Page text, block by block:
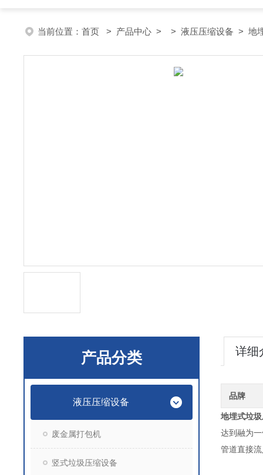
当前位置： 首页 > 产品中心 > > 液压压缩设备 > 地
产品分类
液压压缩设备
废金属打包机
竖式垃圾压缩设备
详细
品牌
地埋式垃
达到融为
管道直接